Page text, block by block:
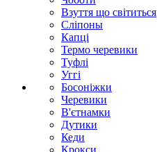
Взуття що світиться
Сліпоны
Капці
Термо черевики
Туфлі
Уггі
Босоніжки
Черевики
В'єтнамки
Дутики
Кеди
Крокси